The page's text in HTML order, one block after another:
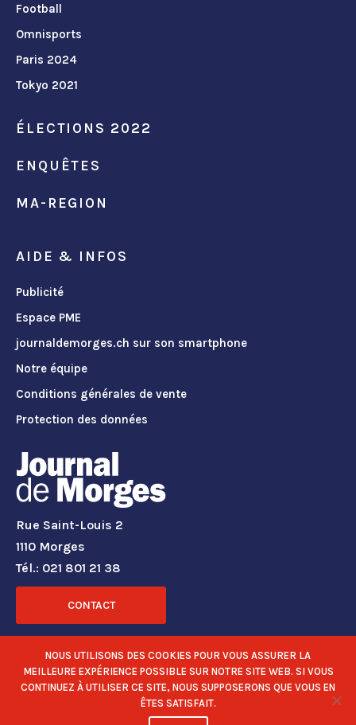
Football
Omnisports
Paris 2024
Tokyo 2021
ÉLECTIONS 2022
ENQUÊTES
MA-REGION
AIDE & INFOS
Publicité
Espace PME
journaldemorges.ch sur son smartphone
Notre équipe
Conditions générales de vente
Protection des données
Rue Saint-Louis 2
1110 Morges
Tél.: 021 801 21 38
CONTACT
RÉSEAUX SOCIAUX
NOUS UTILISONS DES COOKIES POUR VOUS ASSURER LA
MEILLEURE EXPÉRIENCE POSSIBLE SUR NOTRE SITE WEB. SI VOUS
CONTINUEZ À UTILISER CE SITE, NOUS SUPPOSERONS QUE VOUS EN
ÊTES SATISFAIT.